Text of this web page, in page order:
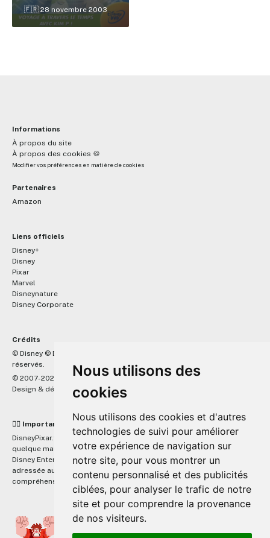
Nous utilisons des
cookies
Nous utilisons des cookies et d'autres
technologies de suivi pour améliorer
votre expérience de navigation sur
notre site, pour vous montrer un
contenu personnalisé et des publicités
ciblées, pour analyser le trafic de notre
site et pour comprendre la provenance
de nos visiteurs.
🇫🇷 28 novembre 2003
Informations
À propos du site
À propos des cookies 🍪
Modifier vos préférences en matière de cookies
Partenaires
Amazon
Liens officiels
Disney+
Disney
Pixar
Marvel
Disneynature
Disney Corporate
Crédits
© Disney © Disney/Pixar © &
réservés.
© 2007-2026 DisneyPixar.fr
Design & développement :MonsieurPaul
☝🏼 Important
DisneyPixar.fr est un site indépendant et n'est en aucun cas lié de
quelque manière que ce soit avec The Walt Disney Company, Pixar,
Disney Enterprises, Inc ou leurs dérivés ou associés. Toute demande
adressée aux studios Disney ou Pixar sera ignorée. Merci de votre
compréhension.